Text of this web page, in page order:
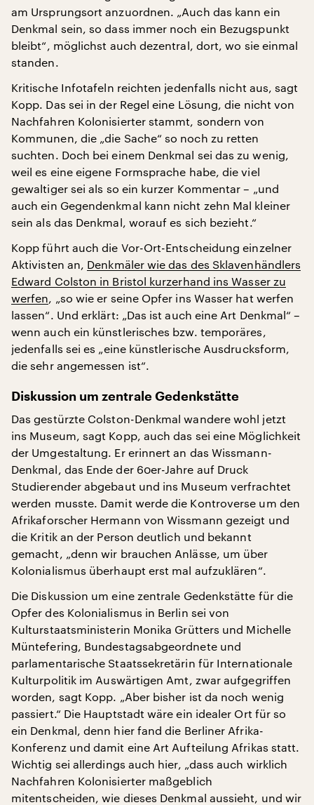
am Ursprungsort anzuordnen. „Auch das kann ein
Denkmal sein, so dass immer noch ein Bezugspunkt
bleibt“, möglichst auch dezentral, dort, wo sie einmal
standen.
Kritische Infotafeln reichten jedenfalls nicht aus, sagt
Kopp. Das sei in der Regel eine Lösung, die nicht von
Nachfahren Kolonisierter stammt, sondern von
Kommunen, die „die Sache“ so noch zu retten
suchten. Doch bei einem Denkmal sei das zu wenig,
weil es eine eigene Formsprache habe, die viel
gewaltiger sei als so ein kurzer Kommentar – „und
auch ein Gegendenkmal kann nicht zehn Mal kleiner
sein als das Denkmal, worauf es sich bezieht.“
Kopp führt auch die Vor-Ort-Entscheidung einzelner
Aktivisten an, Denkmäler wie das des Sklavenhändlers
Edward Colston in Bristol kurzerhand ins Wasser zu
werfen, „so wie er seine Opfer ins Wasser hat werfen
lassen“. Und erklärt: „Das ist auch eine Art Denkmal“ –
wenn auch ein künstlerisches bzw. temporäres,
jedenfalls sei es „eine künstlerische Ausdrucksform,
die sehr angemessen ist“.
Diskussion um zentrale Gedenkstätte
Das gestürzte Colston-Denkmal wandere wohl jetzt
ins Museum, sagt Kopp, auch das sei eine Möglichkeit
der Umgestaltung. Er erinnert an das Wissmann-
Denkmal, das Ende der 60er-Jahre auf Druck
Studierender abgebaut und ins Museum verfrachtet
werden musste. Damit werde die Kontroverse um den
Afrikaforscher Hermann von Wissmann gezeigt und
die Kritik an der Person deutlich und bekannt
gemacht, „denn wir brauchen Anlässe, um über
Kolonialismus überhaupt erst mal aufzuklären“.
Die Diskussion um eine zentrale Gedenkstätte für die
Opfer des Kolonialismus in Berlin sei von
Kulturstaatsministerin Monika Grütters und Michelle
Müntefering, Bundestagsabgeordnete und
parlamentarische Staatssekretärin für Internationale
Kulturpolitik im Auswärtigen Amt, zwar aufgegriffen
worden, sagt Kopp. „Aber bisher ist da noch wenig
passiert.“ Die Hauptstadt wäre ein idealer Ort für so
ein Denkmal, denn hier fand die Berliner Afrika-
Konferenz und damit eine Art Aufteilung Afrikas statt.
Wichtig sei allerdings auch hier, „dass auch wirklich
Nachfahren Kolonisierter maßgeblich
mitentscheiden, wie dieses Denkmal aussieht, und wir